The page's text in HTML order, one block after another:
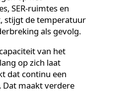
voor
storingen op het
SER-ruimtes en
stijgt de temperatuur
als gevolg.